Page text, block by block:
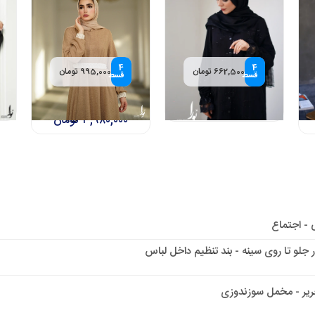
(مشکی،
4
قسط662,500 تومان
تونیک سلوا
تومان
4
قسط995,000 تومان
پیراهن شادان (طوسی و
نسکافه ای)
۳,۹۸۰,۰۰۰تومان
- اجتماع
جلو تا روی سینه - بند تنظیم داخل لباس
- مخمل سوزندوزی